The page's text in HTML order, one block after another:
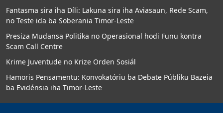
Fantasma sira iha Díli: Lakuna sira iha Aviasaun, Rede Scam,
no Teste ida ba Soberania Timor-Leste
Presiza Mudansa Politika no Operasional hodi Funu kontra
Scam Call Centre
Krime Juventude no Krize Orden Sosiál
Hamoris Pensamentu: Konvokatóriu ba Debate Públiku Bazeia
ba Evidénsia iha Timor-Leste